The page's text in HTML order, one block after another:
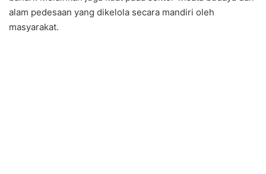
alam pedesaan yang dikelola secara mandiri oleh
masyarakat.